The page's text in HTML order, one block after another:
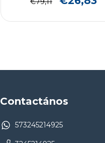
Contactános
573245214925